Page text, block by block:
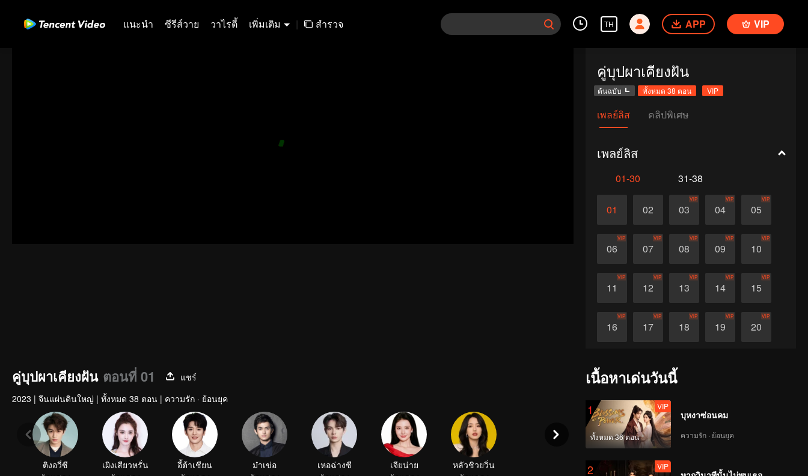
แนะนำ ซีรีส์วาย วาไรตี้ เพิ่มเติม | สำรวจ TH APP VIP
คู่บุปผาเคียงฝัน
ต้นฉบับ ทั้งหมด 38 ตอน VIP
เพลย์ลิส คลิปพิเศษ
เพลย์ลิส
01-30 31-38
01 02 03
VIP
04
VIP
05
VIP
06
VIP
07
VIP
08
VIP
09
VIP
10
VIP
11
VIP
12
VIP
13
VIP
14
VIP
15
VIP
16
VIP
17
VIP
18
VIP
19
VIP
20
VIP
26 27
คู่บุปผาเคียงฝัน ตอนที่ 01
แชร์
2023 | จีนแผ่นดินใหญ่ | ทั้งหมด 38 ตอน | ความรัก · ย้อนยุค
ติงอวี่ซี
เผิงเสียวหรั่น
อี้ต้าเชียน
ม๋าเข่อ
เหอฉ่างซี
เจียน่าย
หลัวชิวยวิ่น
เนื้อหาเด่นวันนี้
1
ทั้งหมด 36 ตอน
VIP
บุหงาซ่อนคม
ความรัก · ย้อนยุค
2 VIP